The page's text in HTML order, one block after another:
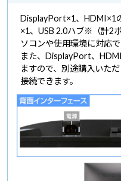
DisplayPort×1、HDMI×1
×1、USB 2.0ハブ※（計2
ソコンや使用環境に対応で
また、DisplayPort、
ますので、別途購入いた
接続できます。